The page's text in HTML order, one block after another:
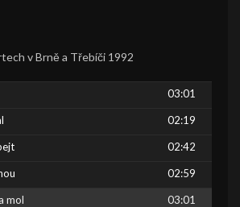
v Brně a Třebíči 1992
03:01
02:19
02:42
02:59
mol 03:01